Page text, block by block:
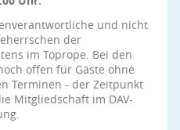
und nicht
der
im Toprope. Bei den
offen für Gäste ohne
Terminen - der Zeitpunkt
Mitgliedschaft im DAV-